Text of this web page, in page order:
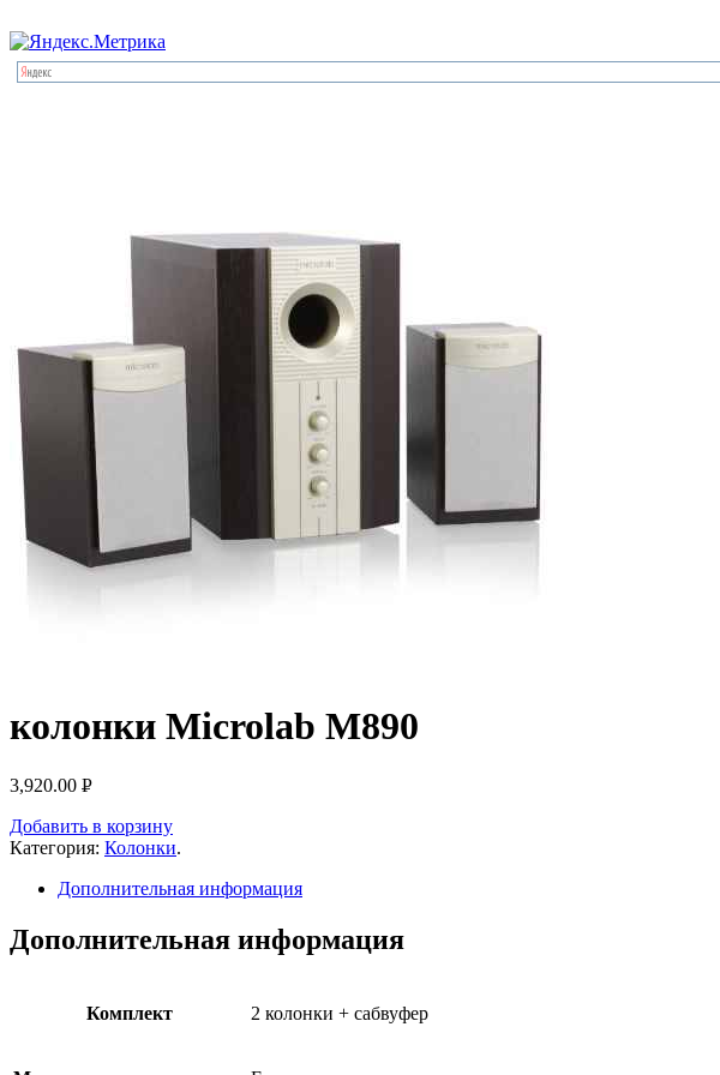
колонки Microlab M890
3,920.00 Р
Добавить в корзину
Категория: Колонки.
Дополнительная информация
Дополнительная информация
Комплект 2 колонки + сабвуфер